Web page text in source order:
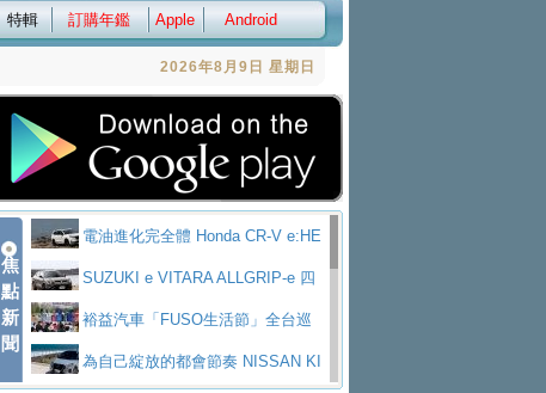
特輯 訂購年鑑 Apple Android
2026年8月9日 星期日
焦
點
新
聞
電油進化完全體 Honda CR-V e:HE
V PrestigeSUZUKI e VITARA ALLGRIP-e 四
驅精神的純電新詮釋
裕益汽車「FUSO生活節」全台巡
迴 結合生活體驗、交通安全與購車優惠
為自己綻放的都會節奏 NISSAN KI